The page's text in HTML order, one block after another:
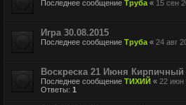
Последнее сообщение Труба « 15 сен
Игра 30.08.2015
Последнее сообщение Труба « 24 авг
Воскреска 21 Июня Кирпичный
Последнее сообщение ТИХИЙ « 22 июн
Ответы: 1